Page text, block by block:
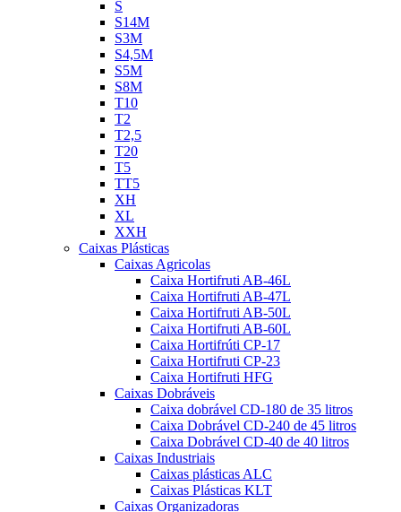
S
S14M
S3M
S4,5M
S5M
S8M
T10
T2
T2,5
T20
T5
TT5
XH
XL
XXH
Caixas Plásticas
Caixas Agricolas
Caixa Hortifruti AB-46L
Caixa Hortifruti AB-47L
Caixa Hortifruti AB-50L
Caixa Hortifruti AB-60L
Caixa Hortifrúti CP-17
Caixa Hortifruti CP-23
Caixa Hortifruti HFG
Caixas Dobráveis
Caixa dobrável CD-180 de 35 litros
Caixa Dobrável CD-240 de 45 litros
Caixa Dobrável CD-40 de 40 litros
Caixas Industriais
Caixas plásticas ALC
Caixas Plásticas KLT
Caixas Organizadoras